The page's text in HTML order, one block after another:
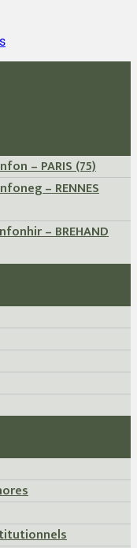
– PARIS (75)
– RENNES
– BREHAND